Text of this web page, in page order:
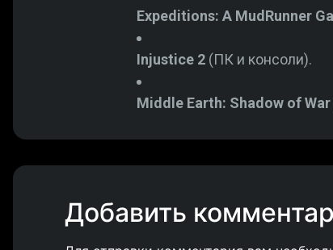
Expeditions: A MudRunner
Injustice 2 (ПК и консоли).
Middle Earth: Shadow of War
Добавить